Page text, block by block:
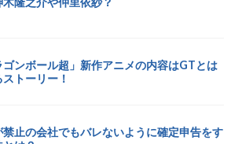
ゴンボール超」新作アニメの内容はGTとは
トーリー！
禁止の会社でもバレないように確定申告をす